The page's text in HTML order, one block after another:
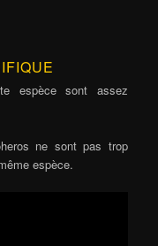
espèce sont assez
ne sont pas trop
espèce.